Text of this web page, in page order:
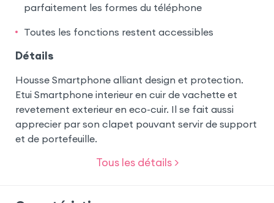
parfaitement les formes du téléphone
Toutes les fonctions restent accessibles
Détails
Housse Smartphone alliant design et protection.
Etui Smartphone interieur en cuir de vachette et
revetement exterieur en eco-cuir. Il se fait aussi
apprecier par son clapet pouvant servir de support
et de portefeuille.
Tous les détails >